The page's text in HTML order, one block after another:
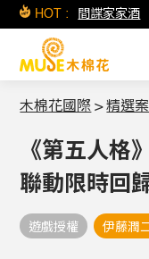
HOT : 間諜家家酒
木棉花國際 >精選案
《第五人格
聯動限時回
遊戲授權 伊藤潤